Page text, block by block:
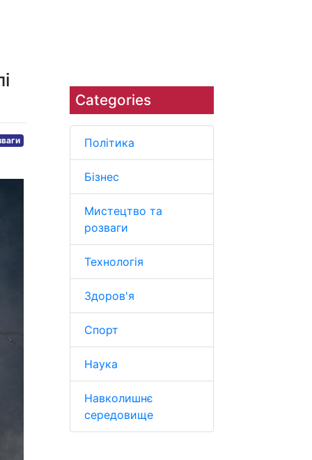
Categories
Політика
Бізнес
Мистецтво та
розваги
Технологія
Здоров'я
Спорт
Наука
Навколишнє
середовище